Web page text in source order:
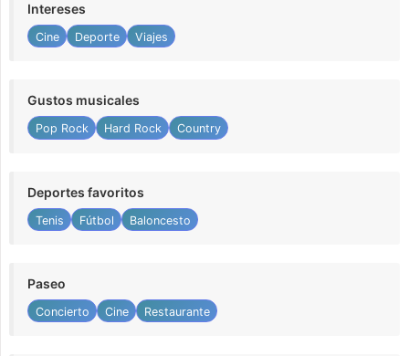
Intereses
Cine Deporte Viajes
Gustos musicales
Pop Rock Hard Rock Country
Deportes favoritos
Tenis Fútbol Baloncesto
Paseo
Concierto Cine Restaurante